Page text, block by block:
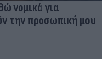
νομικά για
την προσωπική μου